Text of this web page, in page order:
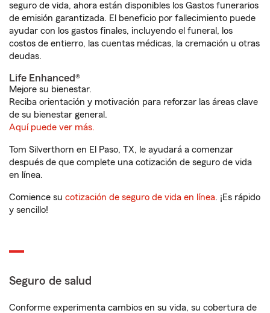
seguro de vida, ahora están disponibles los Gastos funerarios
de emisión garantizada. El beneficio por fallecimiento puede
ayudar con los gastos finales, incluyendo el funeral, los
costos de entierro, las cuentas médicas, la cremación u otras
deudas.
Life Enhanced®
Mejore su bienestar.
Reciba orientación y motivación para reforzar las áreas clave
de su bienestar general.
Aquí puede ver más.
Tom Silverthorn en El Paso, TX, le ayudará a comenzar
después de que complete una cotización de seguro de vida
en línea.
Comience su cotización de seguro de vida en línea. ¡Es rápido
y sencillo!
Seguro de salud
Conforme experimenta cambios en su vida, su cobertura de